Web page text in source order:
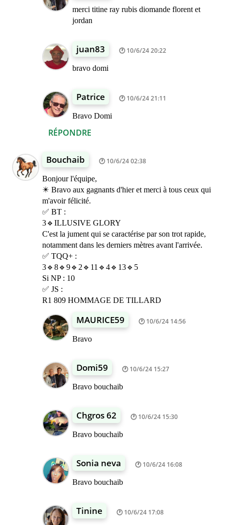
RÉPONDRE
merci titine ray rubis diomande florent et
jordan
juan83 10/6/24 20:22
bravo domi
Patrice 10/6/24 21:11
Bravo Domi
Bouchaib 10/6/24 02:38
Bonjour l'équipe,
✴️ Bravo aux gagnants d'hier et merci à tous ceux qui
m'avoir félicité.
✅ BT :
3🔹ILLUSIVE GLORY
C'est la jument qui se caractérise par son trot rapide,
notamment dans les derniers mètres avant l'arrivée.
✅ TQQ+ :
3🔹8🔹9🔹2🔹11🔹4🔹13🔹5
Si NP : 10
✅ JS :
R1 809 HOMMAGE DE TILLARD
MAURICE59 10/6/24 14:56
Bravo
Domi59 10/6/24 15:27
Bravo bouchaib
Chgros 62 10/6/24 15:30
Bravo bouchaib
Sonia neva 10/6/24 16:08
Bravo bouchaib
Tinine 10/6/24 17:08